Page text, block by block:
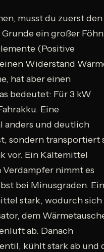
musst du zuerst den
Grunde ein großer
(Positive
Widerstand
hat aber einen
bedeutet: Für 3 kW
Eine
anders und deutlich
sondern transportiert
vor. Ein Kältemittel
nimmt es
bei Minusgraden. Ein
stark, wodurch sich
dem
ab. Danach
kühlt stark ab und